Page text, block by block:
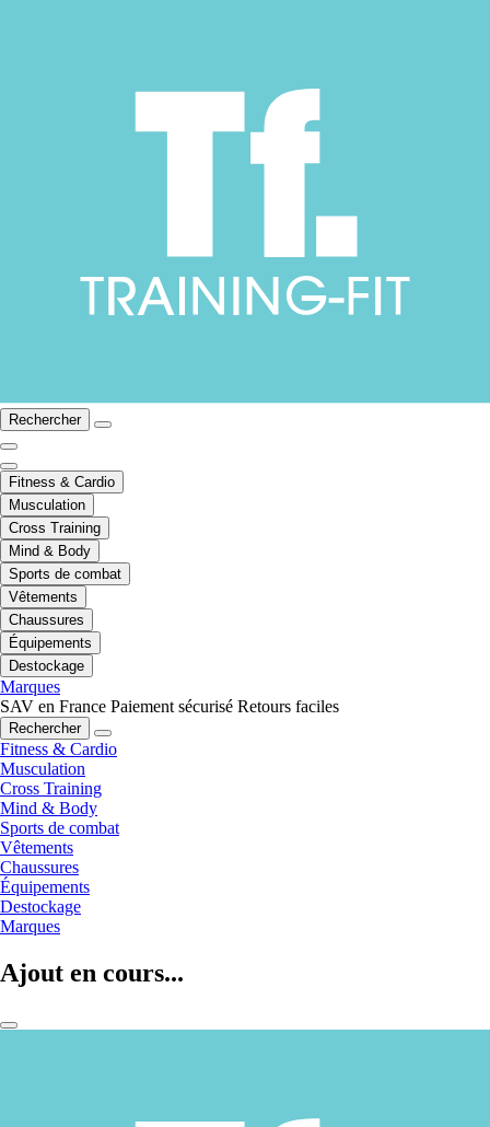
Rechercher
Fitness & Cardio
Musculation
Cross Training
Mind & Body
Sports de combat
Vêtements
Chaussures
Équipements
Destockage
Marques
SAV en France Paiement sécurisé Retours faciles
Rechercher
Fitness & Cardio
Musculation
Cross Training
Mind & Body
Sports de combat
Vêtements
Chaussures
Équipements
Destockage
Marques
Ajout en cours...